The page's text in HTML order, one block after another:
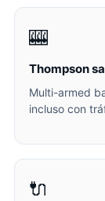
🎰
Thompson
Multi-armed
incluso con
🔌